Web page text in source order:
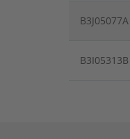
B3J05077A
B3I05313B